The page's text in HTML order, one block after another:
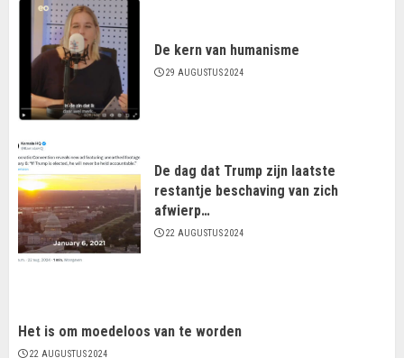
De kern van humanisme
29 AUGUSTUS 2024
De dag dat Trump zijn laatste
restantje beschaving van zich
afwierp…
22 AUGUSTUS 2024
Het is om moedeloos van te worden
22 AUGUSTUS 2024